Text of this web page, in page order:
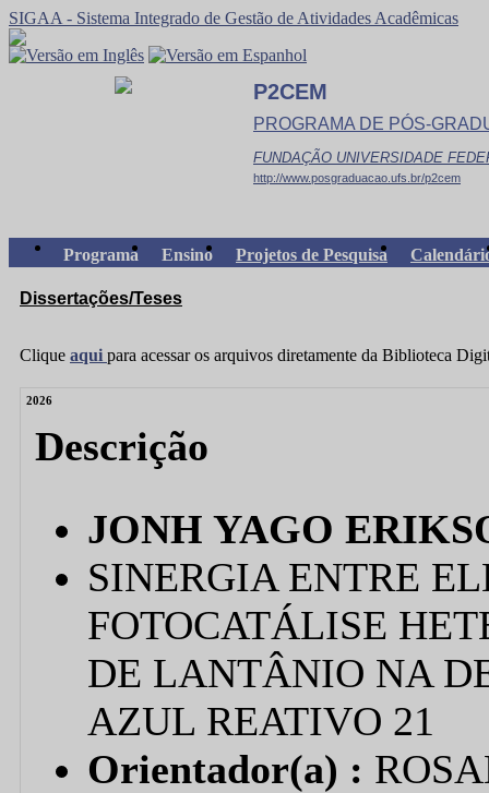
SIGAA - Sistema Integrado de Gestão de Atividades Acadêmicas
P2CEM
PROGRAMA DE PÓS-
FUNDAÇÃO UNIVERSIDADE
http://www.posgraduacao.ufs.br/p2cem
Programa Ensino Projetos de Pesquisa
Dissertações/Teses
Clique aqui para acessar os arquivos diretamente da Biblioteca
2026
Descrição
JONH YAGO
SINERGIA ENTRE
FOTOCATÁLISE
DE LANTÂNIO NA
AZUL REATIVO 21
Orientador(a) :